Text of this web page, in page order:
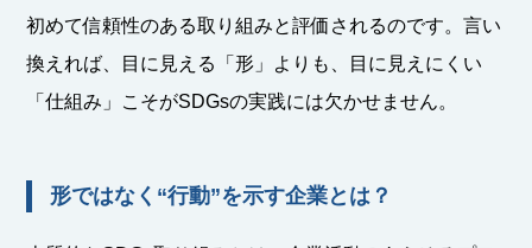
初めて信頼性のある取り組みと評価されるのです。言い
換えれば、目に見える「形」よりも、目に見えにくい
「仕組み」こそがSDGsの実践には欠かせません。
形ではなく“行動”を示す企業とは？